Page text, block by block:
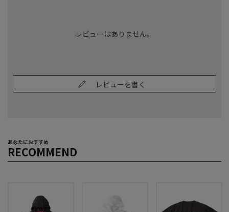
レビューはありません。
レビューを書く
あなたにおすすめ
RECOMMEND